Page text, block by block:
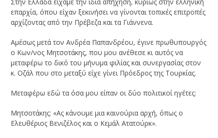
επαρχία, όπου είχαν ξεκινήσει να γίνονται τοπικές επιτροπές
αρχίζοντας από την Πρέβεζα και τα Γιάννενα.
Αμέσως μετά τον Ανδρέα Παπανδρέου, έγινε πρωθυπουργός
ο Κων/νος Μητσοτάκης, που μου ανέθεσε κι αυτός να
μεταφέρω το δικό του μήνυμα φιλίας και συνεργασίας στον
κ. Οζάλ που στο μεταξύ είχε γίνει Πρόεδρος της Τουρκίας.
Μεταφέρω εδώ τα όσα μου είπαν οι δύο πολιτικοί ηγέτες:
Μητσοτάκης: «Ας κάνουμε μια καινούρια αρχή, όπως ο
Ελευθέριος Βενιζέλος και ο Κεμάλ Ατατούρκ».